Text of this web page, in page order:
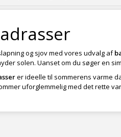
og sjov med vores udvalg af
solen. Uanset om du søger en
er ideelle til sommerens varme
uforglemmelig med det rette